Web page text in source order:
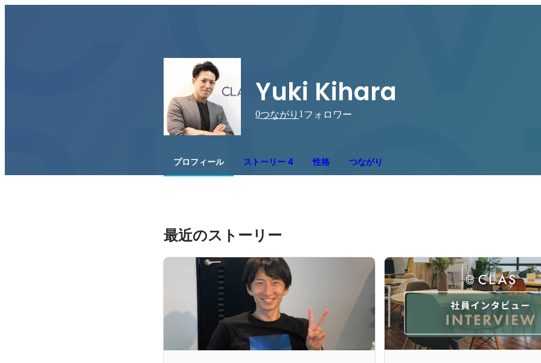
Yuki Kihara
0つながり 1 フォロワー
プロフィール ストーリー 4 性格 つながり
最近のストーリー